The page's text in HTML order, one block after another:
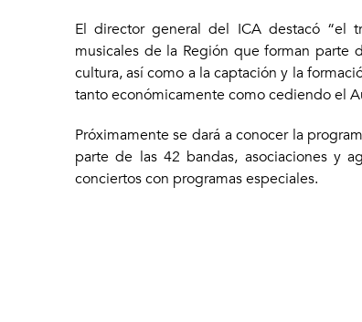
El director general del ICA destacó “el
musicales de la Región que forman parte
cultura, así como a la captación y la
tanto económicamente como cediendo el
Próximamente se dará a conocer la
parte de las 42 bandas, asociaciones y
conciertos con programas especiales.